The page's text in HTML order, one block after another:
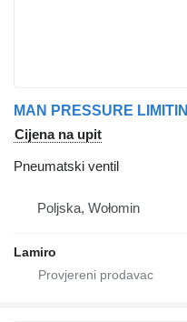
Cijena na upit
Pneumatski ventil
Poljska, Wołomin
Lamiro